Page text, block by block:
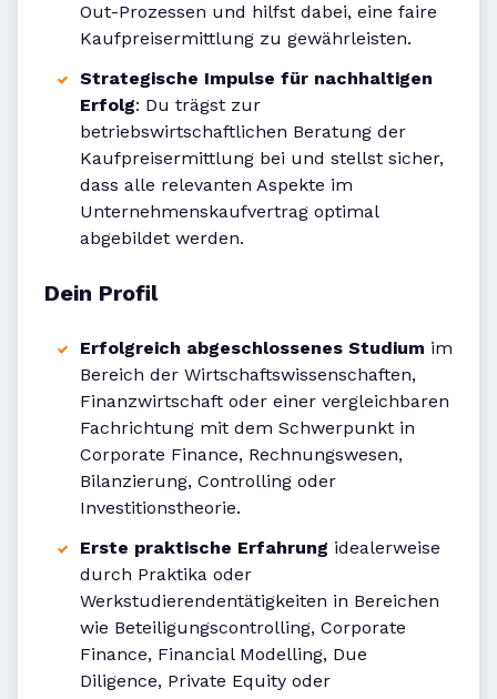
Out-Prozessen und hilfst dabei, eine faire
Kaufpreisermittlung zu gewährleisten.
Strategische Impulse für nachhaltigen
Erfolg: Du trägst zur
betriebswirtschaftlichen Beratung der
Kaufpreisermittlung bei und stellst sicher,
dass alle relevanten Aspekte im
Unternehmenskaufvertrag optimal
abgebildet werden.
Dein Profil
Erfolgreich abgeschlossenes Studium im
Bereich der Wirtschaftswissenschaften,
Finanzwirtschaft oder einer vergleichbaren
Fachrichtung mit dem Schwerpunkt in
Corporate Finance, Rechnungswesen,
Bilanzierung, Controlling oder
Investitionstheorie.
Erste praktische Erfahrung idealerweise
durch Praktika oder
Werkstudierendentätigkeiten in Bereichen
wie Beteiligungscontrolling, Corporate
Finance, Financial Modelling, Due
Diligence, Private Equity oder